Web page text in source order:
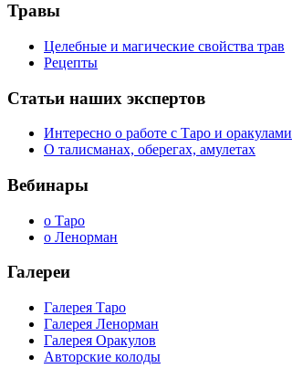
Травы
Целебные и магические свойства трав
Рецепты
Статьи наших экспертов
Интересно о работе с Таро и оракулами
О талисманах, оберегах, амулетах
Вебинары
о Таро
о Ленорман
Галереи
Галерея Таро
Галерея Ленорман
Галерея Оракулов
Авторские колоды